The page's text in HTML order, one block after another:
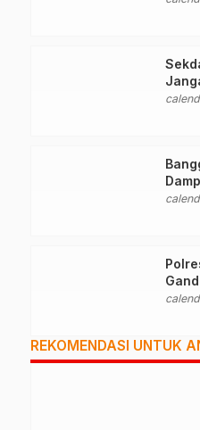
REKOMENDASI UNTUK